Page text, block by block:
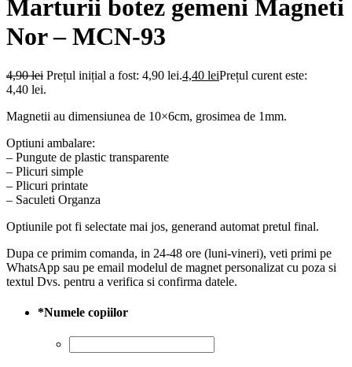
Marturii botez gemeni Magneti
Nor – MCN-93
4,90lei Prețul inițial a fost: 4,90 lei.4,40 leiPrețul curent este:
4,40 lei.
Magnetii au dimensiunea de 10×6cm, grosimea de 1mm.
Optiuni ambalare:
– Pungute de plastic transparente
– Plicuri simple
– Plicuri printate
– Saculeti Organza
Optiunile pot fi selectate mai jos, generand automat pretul final.
Dupa ce primim comanda, in 24-48 ore (luni-vineri), veti primi pe
WhatsApp sau pe email modelul de magnet personalizat cu poza si
textul Dvs. pentru a verifica si confirma datele.
*Numele copiilor